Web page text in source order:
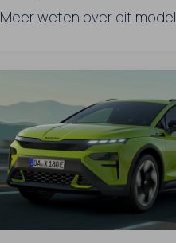
Meer weten over dit model